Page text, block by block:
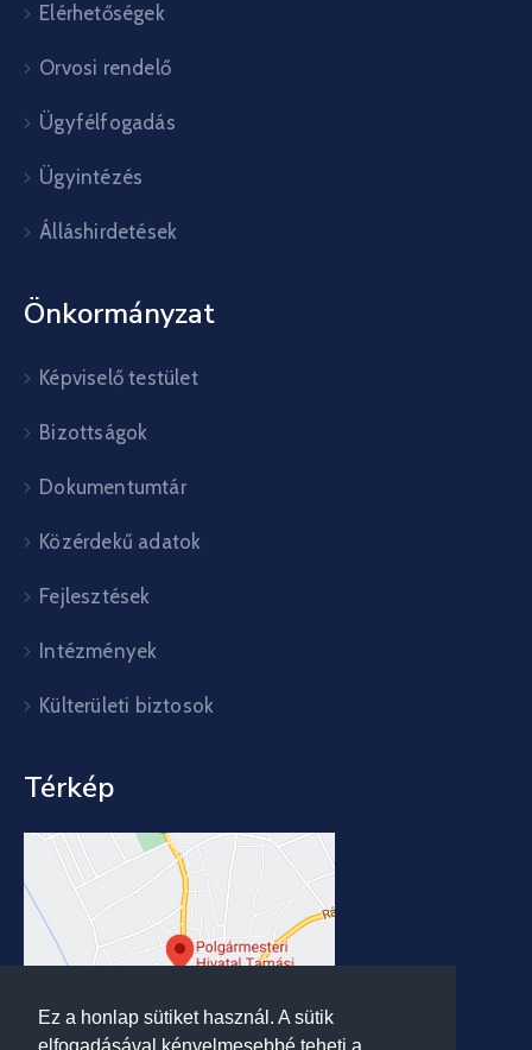
Ez a honlap sütiket használ. A sütik
Elérhetőségek
Orvosi rendelő
Ügyfélfogadás
Ügyintézés
Álláshirdetések
Önkormányzat
Képviselő testület
Bizottságok
Dokumentumtár
Közérdekű adatok
Fejlesztések
Intézmények
Külterületi biztosok
Térkép